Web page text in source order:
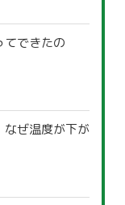
てできたの
ぜ温度が下が